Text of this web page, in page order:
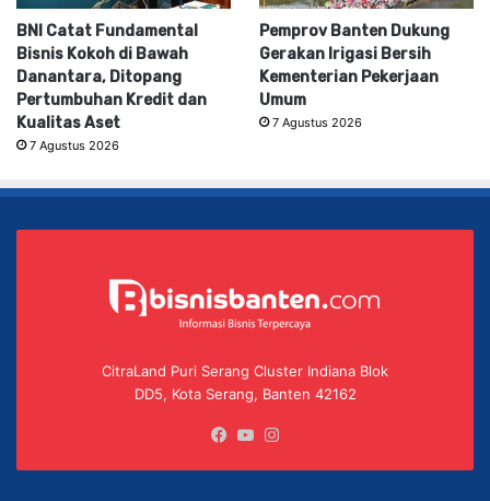
BNI Catat Fundamental
Bisnis Kokoh di Bawah
Danantara, Ditopang
Pertumbuhan Kredit dan
Kualitas Aset
7 Agustus 2026
Pemprov Banten Dukung
Gerakan Irigasi Bersih
Kementerian Pekerjaan
Umum
7 Agustus 2026
CitraLand Puri Serang Cluster Indiana Blok
DD5, Kota Serang, Banten 42162
Facebook
YouTube